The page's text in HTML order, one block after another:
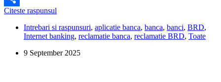
Share
Citeste raspunsul
dacă
nu
aplicația
Intrebari si raspunsuri, aplicatie banca, banca, banci, BRD,
Internet banking, reclamatie banca, reclamatie BRD, Toate
9 September 2025